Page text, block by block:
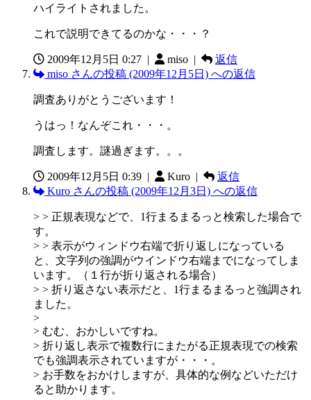
ハイライトされました。
これで説明できてるのかな・・・？
2009年12月5日 0:27 | miso |
返信
miso さんの投稿 (2009年12月5日) への返信
調査ありがとうございます！
うはっ！なんぞこれ・・・。
調査します。謎過ぎます。。。
2009年12月5日 0:39 | Kuro |
返信
Kuro さんの投稿 (2009年12月3日) への返信
> > 正規表現などで、1行まるまるっと検索した場合で
す。
> > 表示がウィンドウ右端で折り返しになっている
と、文字列の強調がウインドウ右端までになってしま
います。（１行が折り返される場合）
> > 折り返さない表示だと、1行まるまるっと強調され
ました。
>
> むむ、おかしいですね。
> 折り返し表示で複数行にまたがる正規表現での検索
でも強調表示されていますが・・・。
> お手数をおかけしますが、具体的な例などいただけ
ると助かります。